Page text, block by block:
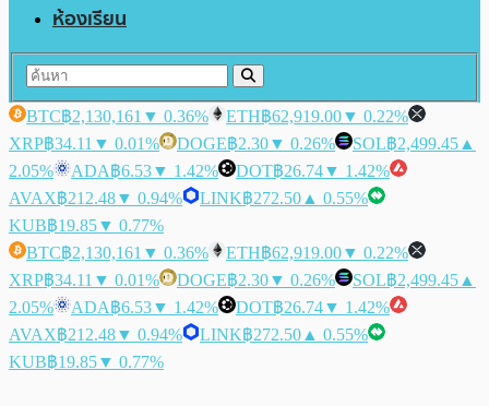
ห้องเรียน
BTC฿2,130,161 ▼ 0.36% ETH฿62,919.00▼ 0.22%
XRP฿34.11 ▼ 0.01% DOGE฿2.30▼ 0.26% SOL฿2,499.45 ▲
2.05%
ADA฿6.53▼ 1.42% DOT฿26.74▼ 1.42%
AVAX฿212.48▼ 0.94% LINK฿272.50 ▲ 0.55%
KUB฿19.85▼ 0.77%
BTC฿2,130,161 ▼ 0.36% ETH฿62,919.00▼ 0.22%
XRP฿34.11 ▼ 0.01% DOGE฿2.30▼ 0.26% SOL฿2,499.45 ▲
2.05%
ADA฿6.53▼ 1.42% DOT฿26.74▼ 1.42%
AVAX฿212.48▼ 0.94% LINK฿272.50 ▲ 0.55%
KUB฿19.85▼ 0.77%